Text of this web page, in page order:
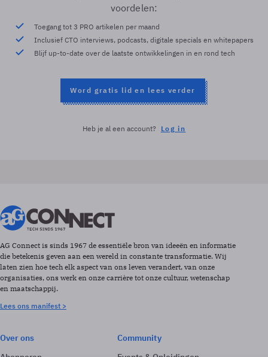
voordelen:
Toegang tot 3 PRO artikelen per maand
Inclusief CTO interviews, podcasts, digitale specials en whitepapers
Blijf up-to-date over de laatste ontwikkelingen in en rond tech
Word gratis lid en lees verder
Heb je al een account? Log in
AG Connect is sinds 1967 de essentiële bron van ideeën en informatie
die betekenis geven aan een wereld in constante transformatie. Wij
laten zien hoe tech elk aspect van ons leven verandert, van onze
organisaties, ons werk en onze carrière tot onze cultuur, wetenschap
en maatschappij.
Lees ons manifest >
Over ons
Community